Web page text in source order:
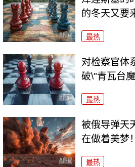
的冬天又要
最热
对检察官体
破\"青瓦台
最热
被俄导弹天
在做着美梦！
最热